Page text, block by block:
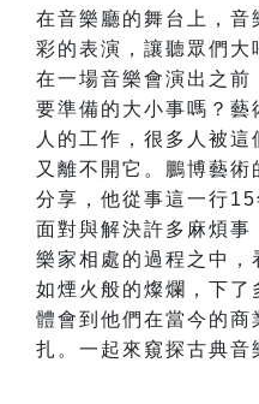
在音樂廳的舞台上，音
彩的表演，讓聽眾們大
在一場音樂會演出之前
要準備的大小事嗎？藝
人的工作，很多人被
又離不開它。鵬博藝
分享，他從事這一行
面對與解決許多麻煩事
樂家相處的過程之中，
如煙火般的燦爛，下了
體會到他們在當今的商
扎。一起來窺探古典音